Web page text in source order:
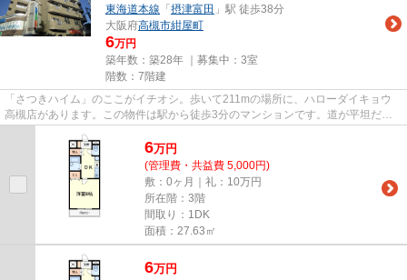
東海道本線 「 摂津富田 」駅 徒歩38分
大阪府高槻市紺屋町
6万円
築年数：築28年 ｜募集中： 3室
階数：7階建
「さつきハイム」のここがイチオシ。歩いて211mの場所に、ハローダイキョウ
高槻店があります。この物件は駅から徒歩3分のマンションです。道が平坦だと
6万円
(管理費・共益費 5,000円)
敷：0ヶ月｜礼：10万円
所在階：3階
間取り：1DK
面積：27.63㎡
6万円